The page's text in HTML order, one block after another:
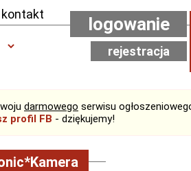
kontakt logowanie
rejestracja
darmowego serwisu
profil FB - dziękujemy!